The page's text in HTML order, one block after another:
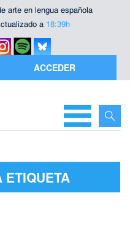
arte en lengua española
a 18:39h
ACCEDER
ETIQUETA